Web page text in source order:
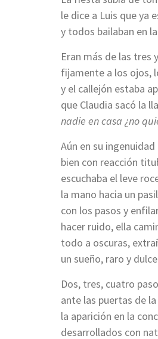
le dice a Luis que ya
y todos bailaban en
Eran más de las tres
fijamente a los ojos,
y el callejón estaba
que Claudia sacó la
nadie en casa ¿no
Aún en su
bien con reacción
escuchaba el leve
la mano hacia un
con los pasos y
hacer ruido, ella
todo a oscuras,
un sueño, raro y
Dos, tres, cuatro
ante las puertas de
la aparición en la
desarrollados con